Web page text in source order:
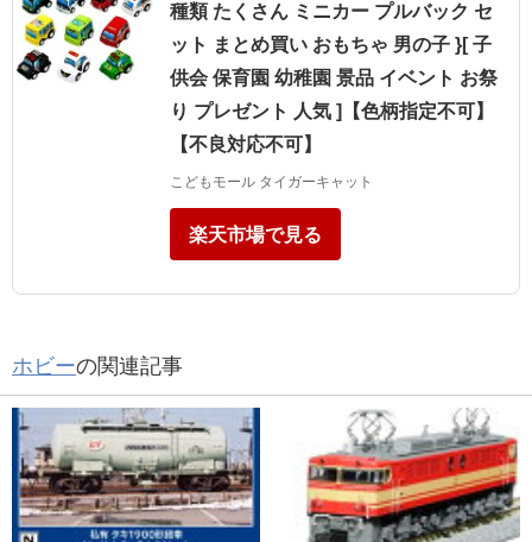
種類 たくさん ミニカー プルバック セ
ット まとめ買い おもちゃ 男の子 }[ 子
供会 保育園 幼稚園 景品 イベント お祭
り プレゼント 人気 ]【色柄指定不可】
【不良対応不可】
こどもモール タイガーキャット
楽天市場で見る
ホビーの関連記事